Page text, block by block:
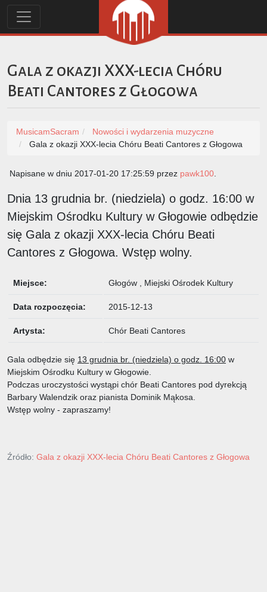
Gala z okazji XXX-lecia Chóru
Beati Cantores z Głogowa
MusicamSacram
Nowości i wydarzenia muzyczne
Gala z okazji XXX-lecia Chóru Beati Cantores z Głogowa
Napisane w dniu 2017-01-20 17:25:59 przez pawk100
Dnia 13 grudnia br. (niedziela) o godz. 16:00 w
Miejskim Ośrodku Kultury w Głogowie odbędzie
się Gala z okazji XXX-lecia Chóru Beati
Cantores z Głogowa. Wstęp wolny.
Miejsce: Głogów , Miejski Ośrodek Kultury
Data rozpoczęcia: 2015-12-13
Artysta: Chór Beati Cantores
Gala odbędzie się 13 grudnia br. (niedziela) o godz. 16:00 w
Miejskim Ośrodku Kultury w Głogowie.
Podczas uroczystości wystąpi chór Beati Cantores pod dyrekcją
Barbary Walendzik oraz pianista Dominik Mąkosa.
Wstęp wolny - zapraszamy!
Źródło: Gala z okazji XXX-lecia Chóru Beati Cantores z Głogowa